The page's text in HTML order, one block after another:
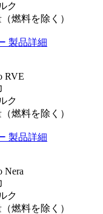
ク
燃料を除く）
製品詳細
RVE
ク
燃料を除く）
製品詳細
Nera
ク
燃料を除く）